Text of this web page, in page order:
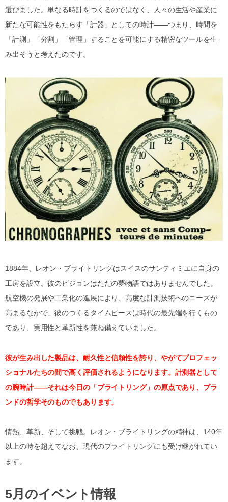
選びました。単なる時計をつくるのではなく、人々の生活や産業に
新たな可能性をもたらす「計器」としての時計――つまり、時間を
「計測」「分割」「管理」することを可能にする精密なツールを生
み出そうと考えたのです。
1884年、レオン・ブライトリングはスイスのサンティミエに自身の
工房を設立。彼のビジョンはただの夢物語ではありませんでした。
航空機の発展や工業化の進展により、高度な計測技術へのニーズが
高まるなかで、彼のつくるタイムピースは時代の最先端を行くもの
であり、実用性と革新性を兼ね備えていました。
彼が生み出した製品は、耐久性と信頼性を誇り、やがてプロフェッ
ショナルたちの間で高く評価されるようになります。計測器として
の腕時計――それは今日の「ブライトリング」の原点であり、ブラ
ンドの哲学そのものでもあります。
情熱、革新、そして挑戦。レオン・ブライトリングの精神は、140年
以上の時を超えてなお、現代のブライトリングにも受け継がれてい
ます。
5月のイベント情報